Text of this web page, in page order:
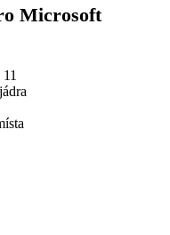
Microsoft